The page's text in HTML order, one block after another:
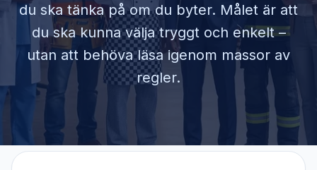
du ska tänka på om du byter. Målet är att
du ska kunna välja tryggt och enkelt –
utan att behöva läsa igenom massor av
regler.